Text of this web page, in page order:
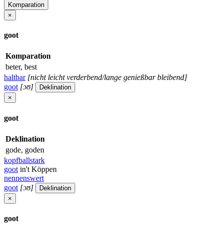
Komparation
×
goot
Komparation
beter, best
haltbar [nicht leicht verderbend/lange genießbar bleibend]
goot [ɔʊ]
Deklination
×
goot
Deklination
gode, goden
kopfballstark
goot in't Köppen
nennenswert
goot [ɔʊ]
Deklination
×
goot